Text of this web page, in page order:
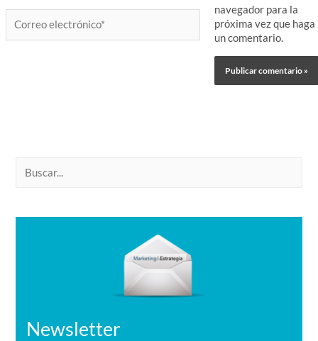
electrónico*
navegador para la
próxima vez que haga
un comentario.
a
Newsletter